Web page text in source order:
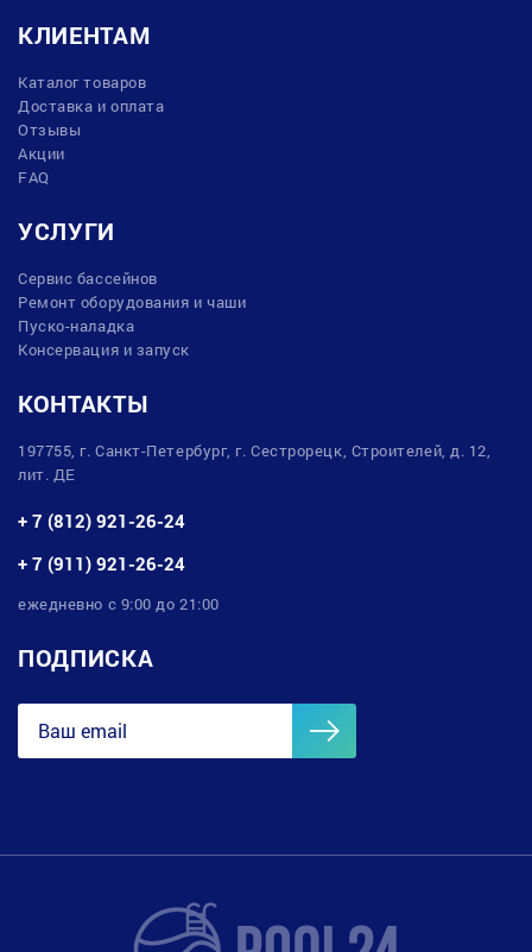
КЛИЕНТАМ
Каталог товаров
Доставка и оплата
Отзывы
Акции
FAQ
УСЛУГИ
Сервис бассейнов
Ремонт оборудования и чаши
Пуско-наладка
Консервация и запуск
КОНТАКТЫ
197755, г. Санкт-Петербург, г. Сестрорецк, Строителей, д. 12,
лит. ДЕ
+ 7 (812) 921-26-24
+ 7 (911) 921-26-24
ежедневно с 9:00 до 21:00
ПОДПИСКА